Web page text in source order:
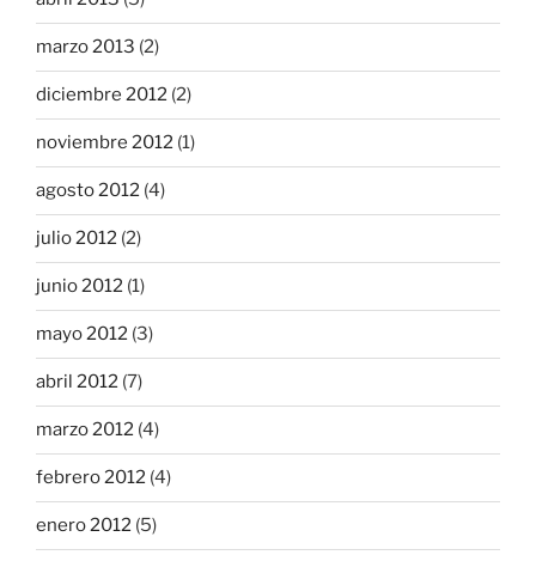
marzo 2013 (2)
diciembre 2012 (2)
noviembre 2012 (1)
agosto 2012 (4)
julio 2012 (2)
junio 2012 (1)
mayo 2012 (3)
abril 2012 (7)
marzo 2012 (4)
febrero 2012 (4)
enero 2012 (5)